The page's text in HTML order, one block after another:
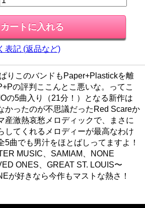
表記 (返品など)
りこのバンドもPaper+Plastickを離
の評判ここんとこ悪いな。ってこ
の5曲入り（21分！）となる新作は
かったのが不思議だったRed Scareか
産激熱哀愁メロディックで、まさに
してくれるメロディーが最高なわけ
5曲でも男汁をほとばしってますよ！
MUSIC、SAMIAM、NONE
ONES、GREAT ST. LOUIS〜
が好きなら今作もマストな熱さ！